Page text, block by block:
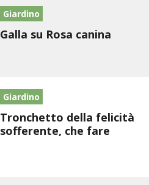
Giardino
Galla su Rosa canina
Giardino
Tronchetto della felicità
sofferente, che fare